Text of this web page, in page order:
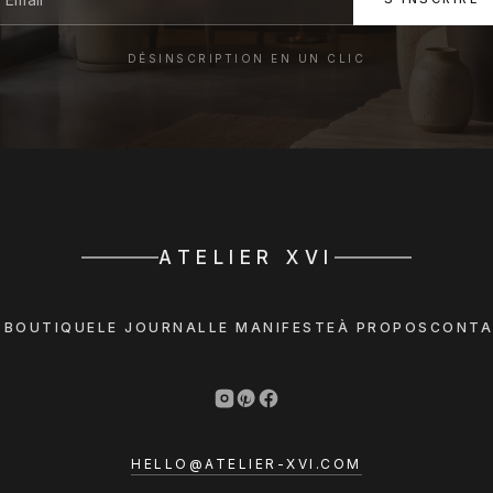
DÉSINSCRIPTION EN UN CLIC
ATELIER XVI
LE JOURNAL LE MANIFESTE À PROPOS
HELLO@ATELIER-XVI.COM